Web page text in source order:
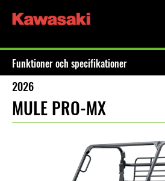
Funktioner och specifikationer
2026
MULE PRO-MX